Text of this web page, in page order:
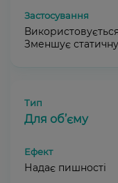
Зменшує
Для об’єму
Надає пишності